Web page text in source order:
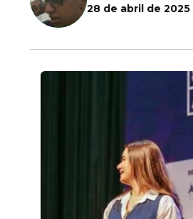
28 de abril de